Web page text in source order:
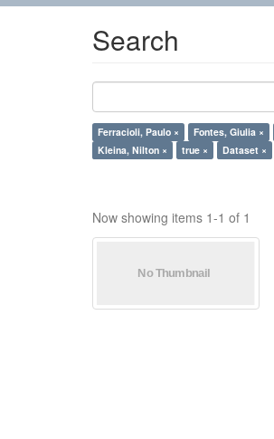
Search
Ferracioli, Paulo × Fontes, Giulia ×
Kleina, Nilton ×
true × Dataset ×
Now showing items 1-1 of 1